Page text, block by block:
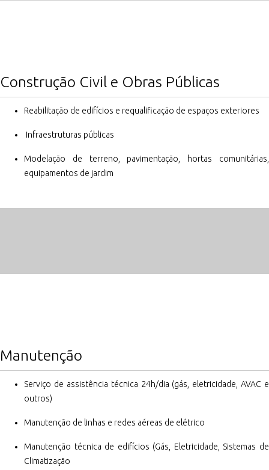
Construção Civil e Obras Públicas
Reabilitação de edifícios e requalificação de espaços exteriores
Infraestruturas públicas
Modelação de terreno, pavimentação, hortas comunitárias,
equipamentos de jardim
Manutenção
Serviço de assistência técnica 24h/dia (gás, eletricidade, AVAC e
outros)
Manutenção de linhas e redes aéreas de elétrico
Manutenção técnica de edifícios (Gás, Eletricidade, Sistemas de
Climatização